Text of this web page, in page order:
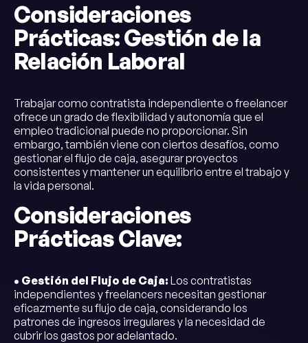
Consideraciones
Prácticas: Gestión de la
Relación Laboral
Trabajar como contratista independiente o freelancer
ofrece un grado de flexibilidad y autonomía que el
empleo tradicional puede no proporcionar. Sin
embargo, también viene con ciertos desafíos, como
gestionar el flujo de caja, asegurar proyectos
consistentes y mantener un equilibrio entre el trabajo y
la vida personal.
Consideraciones
Prácticas Clave:
• Gestión del Flujo de Caja: Los contratistas
independientes y freelancers necesitan gestionar
eficazmente su flujo de caja, considerando los
patrones de ingresos irregulares y la necesidad de
cubrir los gastos por adelantado.